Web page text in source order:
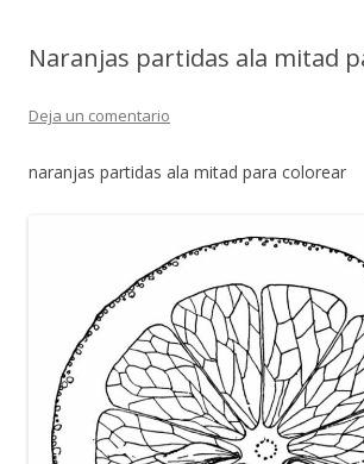
Naranjas partidas ala mitad
Deja un comentario
naranjas partidas ala mitad para colorear